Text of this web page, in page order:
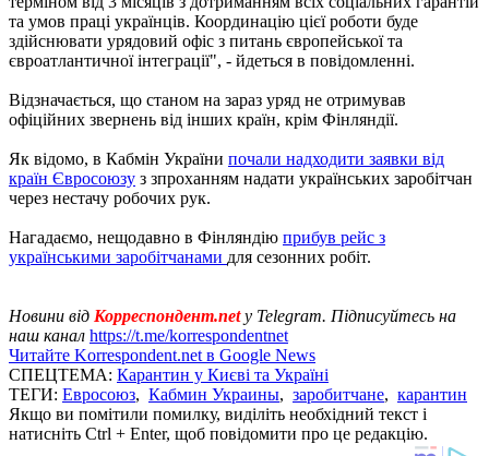
та умов праці українців. Координацію цієї роботи буде
здійснювати урядовий офіс з питань європейської та
євроатлантичної інтеграції", - йдеться в повідомленні.
Відзначається, що станом на зараз уряд не отримував
офіційних звернень від інших країн, крім Фінляндії.
Як відомо, в Кабмін України почали надходити заявки від
країн Євросоюзу з зпроханням надати українських заробітчан
через нестачу робочих рук.
Нагадаємо, нещодавно в Фінляндію прибув рейс з
українськими заробітчанами для сезонних робіт.
Новини від Корреспондент.net у Telegram. Підписуйтесь на
наш канал https://t.me/korrespondentnet
Читайте Korrespondent.net в Google News
СПЕЦТЕМА: Карантин у Києві та Україні
ТЕГИ: Евросоюз, Кабмин Украины, заробитчане, карантин
Якщо ви помітили помилку, виділіть необхідний текст і
натисніть Ctrl + Enter, щоб повідомити про це редакцію.